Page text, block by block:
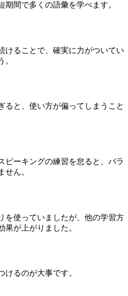
間で多くの語彙を学べます。
けることで、確実に力がついてい
。
ると、使い方が偏ってしまうこと
ピーキングの練習を怠ると、バラ
せん。
を使っていましたが、他の学習方
果が上がりました。
けるのが大事です。